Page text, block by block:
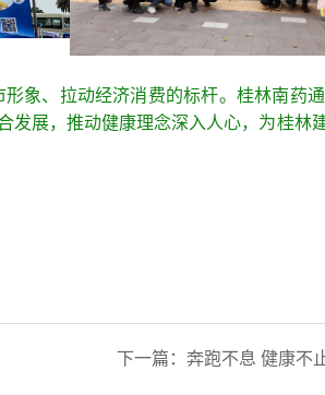
、拉动经济消费的标杆。桂林南药
展，推动健康理念深入人心，为桂林
下一篇： 奔跑不息 健康不